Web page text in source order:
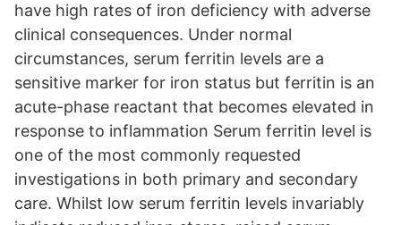
have high rates of iron deficiency with adverse
clinical consequences. Under normal
circumstances, serum ferritin levels are a
sensitive marker for iron status but ferritin is an
acute-phase reactant that becomes elevated in
response to inflammation Serum ferritin level is
one of the most commonly requested
investigations in both primary and secondary
care. Whilst low serum ferritin levels invariably